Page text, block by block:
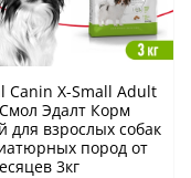
Canin X-Small Adult
Эдалт Корм
для взрослых собак
пород от
3кг